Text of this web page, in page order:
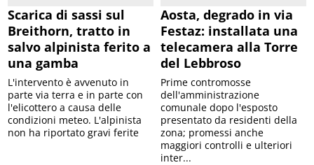
Scarica di sassi sul
Breithorn, tratto in
salvo alpinista ferito a
una gamba
L'intervento è avvenuto in
parte via terra e in parte con
l'elicottero a causa delle
condizioni meteo. L'alpinista
non ha riportato gravi ferite
Aosta, degrado in via
Festaz: installata una
telecamera alla Torre
del Lebbroso
Prime contromosse
dell'amministrazione
comunale dopo l'esposto
presentato da residenti della
zona; promessi anche
maggiori controlli e ulteriori
inter...